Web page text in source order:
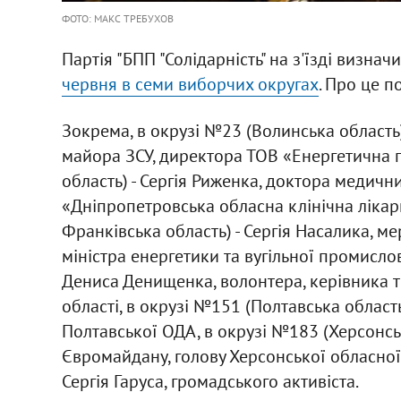
ФОТО: МАКС ТРЕБУХОВ
Партія "БПП "Солідарність" на з'їзді
червня в семи виборчих округах. Про це
Зокрема, в окрузі №23 (Волинська
майора ЗСУ, директора ТОВ «Енергетична
область) - Сергія Риженка, доктора
«Дніпропетровська обласна клінічна
Франківська область) - Сергія Насалика,
міністра енергетики та вугільної
Дениса Денищенка, волонтера, керівника
області, в окрузі №151 (Полтавська
Полтавської ОДА, в окрузі №183
Євромайдану, голову Херсонської
Сергія Гаруса, громадського активіста.